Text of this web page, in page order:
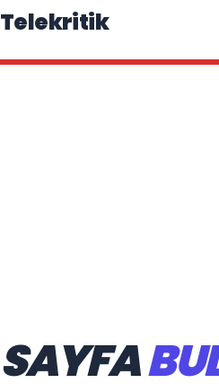
Telekritik
SAYFA